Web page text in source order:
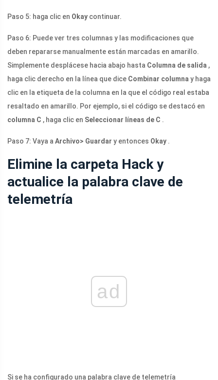
Paso 5: haga clic en Okay continuar.
Paso 6: Puede ver tres columnas y las modificaciones que
deben repararse manualmente están marcadas en amarillo.
Simplemente desplácese hacia abajo hasta Columna de salida ,
haga clic derecho en la línea que dice Combinar columna y haga
clic en la etiqueta de la columna en la que el código real estaba
resaltado en amarillo. Por ejemplo, si el código se destacó en
columna C , haga clic en Seleccionar líneas de C .
Paso 7: Vaya a Archivo> Guardar y entonces Okay .
Elimine la carpeta Hack y
actualice la palabra clave de
telemetría
ad
Si se ha configurado una palabra clave de telemetría